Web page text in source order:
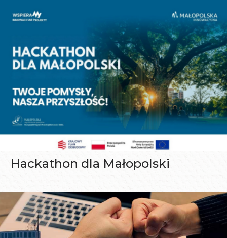
Hackathon dla Małopolski